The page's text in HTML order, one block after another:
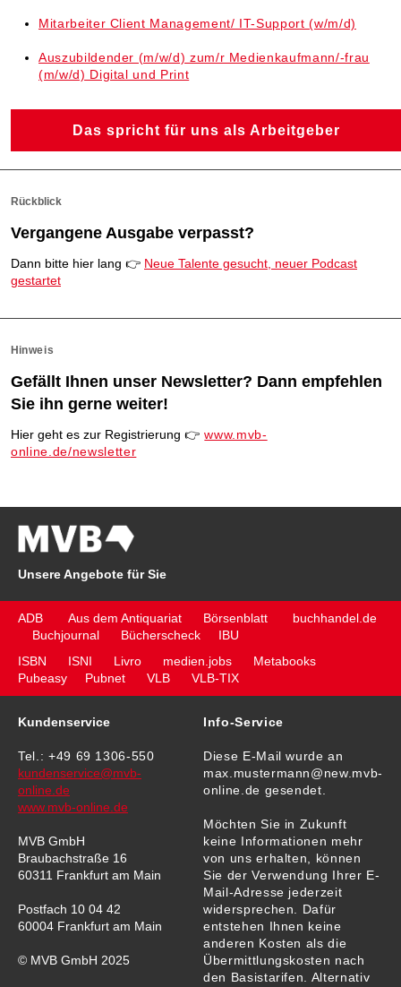
Mitarbeiter Client Management/ IT-Support (w/m/d)
Auszubildender (m/w/d) zum/r Medienkaufmann/-frau
(m/w/d) Digital und Print
Das spricht für uns als Arbeitgeber
Rückblick
Vergangene Ausgabe verpasst?
Dann bitte hier lang 👉 Neue Talente gesucht, neuer Podcast
gestartet
Hinweis
Gefällt Ihnen unser Newsletter? Dann empfehlen
Sie ihn gerne weiter!
Hier geht es zur Registrierung 👉 www.mvb-
online.de/newsletter
Unsere Angebote für Sie
ADB Aus dem Antiquariat Börsenblatt
buchhandel.de
Buchjournal
Bücherscheck
IBU
ISBN
ISNI Livro medien.jobs
Metabooks
Pubeasy
Pubnet VLB VLB-TIX
Kundenservice
Tel.: +49 69 1306-550
kundenservice@mvb-
online.de
www.mvb-online.de
MVB GmbH
Braubachstraße 16
60311 Frankfurt am Main
Postfach 10 04 42
60004 Frankfurt am Main
© MVB GmbH 2025
Info-Service
Diese E-Mail wurde an
max.mustermann@new.mvb-
online.de gesendet.
Möchten Sie in Zukunft
keine Informationen mehr
von uns erhalten, können
Sie der Verwendung Ihrer E-
Mail-Adresse jederzeit
widersprechen. Dafür
entstehen Ihnen keine
anderen Kosten als die
Übermittlungskosten nach
den Basistarifen. Alternativ